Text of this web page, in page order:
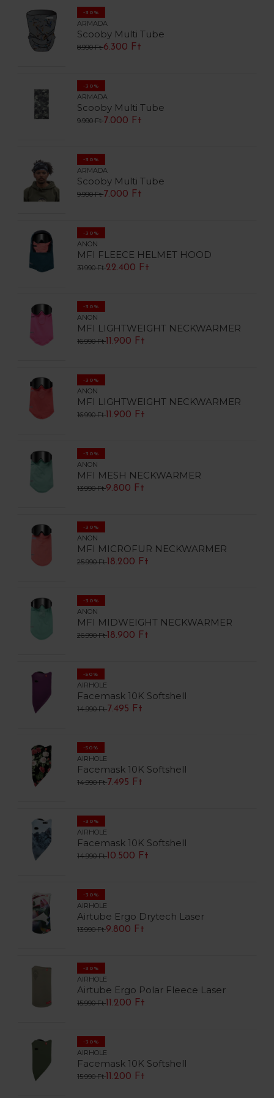
-30%
ARMADA
Scooby Multi Tube
8.990 Ft6.300 Ft
-30%
ARMADA
Scooby Multi Tube
9.990 Ft7.000 Ft
-30%
ARMADA
Scooby Multi Tube
9.990 Ft7.000 Ft
-30%
ANON
MFI FLEECE HELMET HOOD
31.990 Ft22.400 Ft
-30%
ANON
MFI LIGHTWEIGHT NECKWARMER
16.990 Ft 11.900 Ft
-30%
ANON
MFI LIGHTWEIGHT NECKWARMER
16.990 Ft 11.900 Ft
-30%
ANON
MFI MESH NECKWARMER
13.990 Ft9.800 Ft
-30%
ANON
MFI MICROFUR NECKWARMER
25.990 Ft 18.200 Ft
-30%
ANON
MFI MIDWEIGHT NECKWARMER
26.990 Ft 18.900 Ft
-50%
AIRHOLE
Facemask 10K Softshell
14.990 Ft7.495 Ft
-50%
AIRHOLE
Facemask 10K Softshell
14.990 Ft7.495 Ft
-30%
AIRHOLE
Facemask 10K Softshell
14.990 Ft 10.500 Ft
-30%
AIRHOLE
Airtube Ergo Drytech Laser
13.990 Ft9.800 Ft
-30%
AIRHOLE
Airtube Ergo Polar Fleece Laser
15.990 Ft 11.200 Ft
-30%
AIRHOLE
Facemask 10K Softshell
15.990 Ft 11.200 Ft